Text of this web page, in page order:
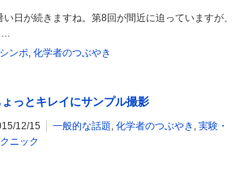
日が続きますね。第8回が間近に迫っていますが、
…
ンポ, 化学者のつぶやき
ょっとキレイにサンプル撮影
12/15 一般的な話題, 化学者のつぶやき , 実験・
ニック